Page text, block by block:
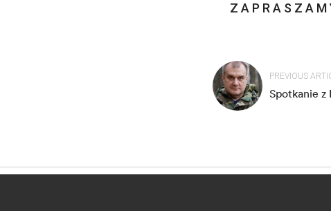
Z A P R A S Z A M
PREVIOUS
Spotkanie z